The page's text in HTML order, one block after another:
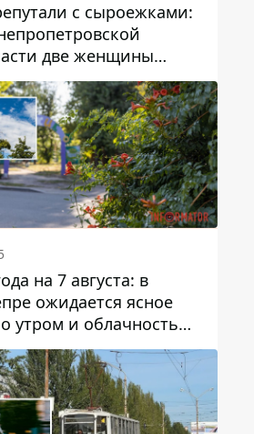
с сыроежками:
две женщины
грибами
на 7 августа: в
ожидается ясное
утром и облачность
обеда